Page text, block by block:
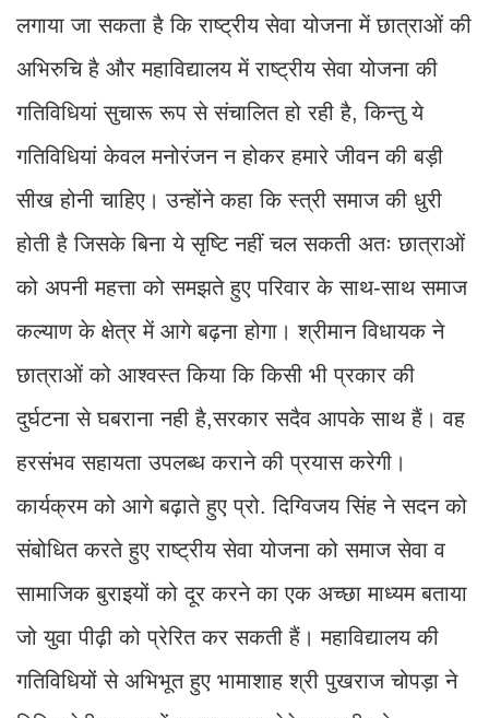
लगाया जा सकता है कि राष्ट्रीय सेवा योजना में छात्राओं की
अभिरुचि है और महाविद्यालय में राष्ट्रीय सेवा योजना की
गतिविधियां सुचारू रूप से संचालित हो रही है, किन्तु ये
गतिविधियां केवल मनोरंजन न होकर हमारे जीवन की बड़ी
सीख होनी चाहिए। उन्होंने कहा कि स्त्री समाज की धुरी
होती है जिसके बिना ये सृष्टि नहीं चल सकती अतः छात्राओं
को अपनी महत्ता को समझते हुए परिवार के साथ-साथ समाज
कल्याण के क्षेत्र में आगे बढ़ना होगा। श्रीमान विधायक ने
छात्राओं को आश्वस्त किया कि किसी भी प्रकार की
दुर्घटना से घबराना नही है,सरकार सदैव आपके साथ हैं। वह
हरसंभव सहायता उपलब्ध कराने की प्रयास करेगी।
कार्यक्रम को आगे बढ़ाते हुए प्रो. दिग्विजय सिंह ने सदन को
संबोधित करते हुए राष्ट्रीय सेवा योजना को समाज सेवा व
सामाजिक बुराइयों को दूर करने का एक अच्छा माध्यम बताया
जो युवा पीढ़ी को प्रेरित कर सकती हैं। महाविद्यालय की
गतिविधियों से अभिभूत हुए भामाशाह श्री पुखराज चोपड़ा ने